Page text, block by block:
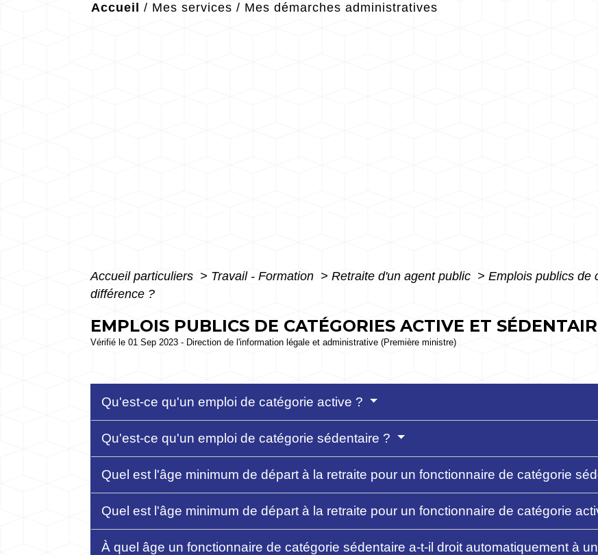
Accueil / Mes services / Mes démarches administratives
Accueil particuliers > Travail - Formation > Retraite d'un agent public > Emplois publics de
différence ?
EMPLOIS PUBLICS DE CATÉGORIES ACTIVE ET
Vérifié le 01 Sep 2023 - Direction de l'information légale et administrative (Première ministre)
Qu'est-ce qu'un emploi de catégorie active ?
Qu'est-ce qu'un emploi de catégorie sédentaire ?
Quel est l'âge minimum de départ à la retraite pour un fonctionnaire de catégorie
Quel est l'âge minimum de départ à la retraite pour un fonctionnaire de catégorie
À quel âge un fonctionnaire de catégorie sédentaire a-t-il droit automatiquement à